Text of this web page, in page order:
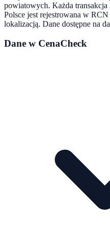
powiatowych. Każda
Polsce jest rejestrowana w
lokalizacją. Dane dostępne na
Dane w CenaCheck